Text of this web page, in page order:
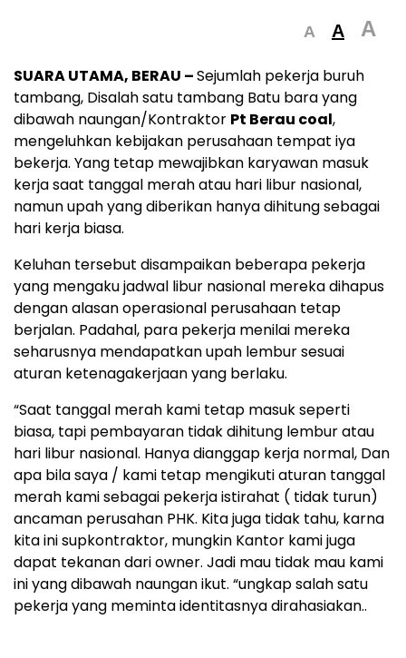
A A A
SUARA UTAMA, BERAU –Sejumlah pekerja buruh
tambang, Disalah satu tambang Batu bara yang
dibawah naungan/Kontraktor Pt Berau coal,
mengeluhkan kebijakan perusahaan tempat iya
bekerja. Yang tetap mewajibkan karyawan masuk
kerja saat tanggal merah atau hari libur nasional,
namun upah yang diberikan hanya dihitung sebagai
hari kerja biasa.
‎Keluhan tersebut disampaikan beberapa pekerja
yang mengaku jadwal libur nasional mereka dihapus
dengan alasan operasional perusahaan tetap
berjalan. Padahal, para pekerja menilai mereka
seharusnya mendapatkan upah lembur sesuai
aturan ketenagakerjaan yang berlaku.
‎“Saat tanggal merah kami tetap masuk seperti
biasa, tapi pembayaran tidak dihitung lembur atau
hari libur nasional. Hanya dianggap kerja normal, Dan
apa bila saya / kami tetap mengikuti aturan tanggal
merah kami sebagai pekerja istirahat ( tidak turun)
ancaman perusahan PHK. Kita juga tidak tahu, karna
kita ini supkontraktor, mungkin Kantor kami juga
dapat tekanan dari owner. Jadi mau tidak mau kami
ini yang dibawah naungan ikut. “ungkap salah satu
pekerja yang meminta identitasnya dirahasiakan..